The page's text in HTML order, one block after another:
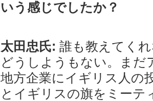
いう感じでしたか？
太田忠氏: 誰も教えてく
どうしようもない。ま
地方企業にイギリス人の
とイギリスの旗をミーテ